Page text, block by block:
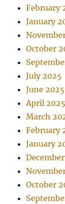
February
January
October
July 2025
June 2025
April 2025
March
February
January
October